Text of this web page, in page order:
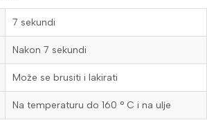
7 sekundi
Nakon 7 sekundi
Može se brusiti i lakirati
Na temperaturu do 160 ° C i na ulje